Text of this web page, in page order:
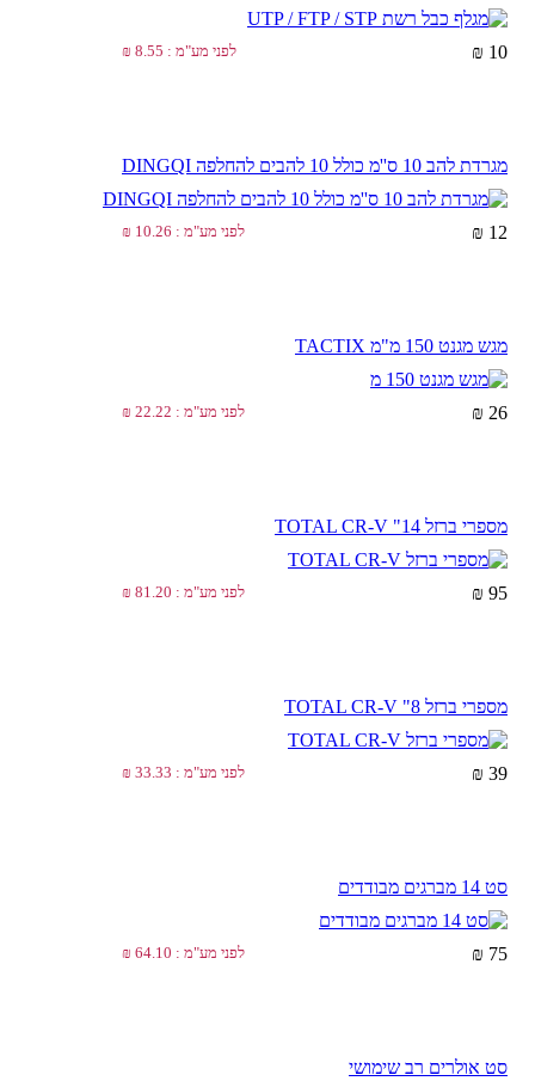
לפני מע"מ : 8.55 ₪ 10 ₪
מגרדת להב 10 ס''מ כולל 10 להבים להחלפה DINGQI
לפני מע"מ : 10.26 ₪ 12 ₪
מגש מגנט 150 מ"מ TACTIX
לפני מע"מ : 22.22 ₪ 26 ₪
מספרי ברזל TOTAL CR-V "14
לפני מע"מ : 81.20 ₪ 95 ₪
מספרי ברזל TOTAL CR-V "8
לפני מע"מ : 33.33 ₪ 39 ₪
סט 14 מברגים מבודדים
לפני מע"מ : 64.10 ₪ 75 ₪
סט אולרים רב שימושי